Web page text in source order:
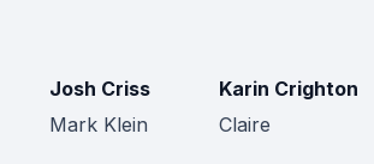
Josh Criss
Mark Klein
Karin Crighton
Claire